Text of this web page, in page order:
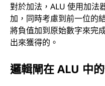
對於加法，ALU 使用加法
加，同時考慮到前一位的
將負值加到原始數字來完
出來獲得的。
邏輯閘在 ALU 中